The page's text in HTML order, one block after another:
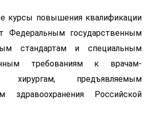
курсы повышения квалификации
Федеральным государственным
стандартам и специальным
требованиям к врачам-
хирургам, предъявляемым
здравоохранения Российской